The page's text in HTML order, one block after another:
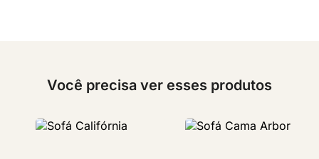
Você precisa ver esses produtos